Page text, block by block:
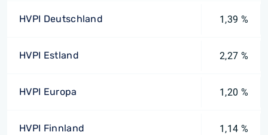
HVPI Deutschland 1,39 %
HVPI Estland 2,27 %
HVPI Europa 1,20 %
HVPI Finnland 1,14 %